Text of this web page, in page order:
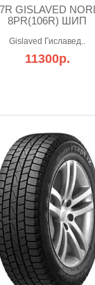
GISLAVED
8PR(106R) ШИП
Gislaved Гиславед..
11300р.